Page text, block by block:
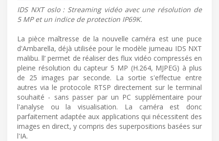
IDS NXT oslo : Streaming vidéo avec une résolution de
5 MP et un indice de protection IP69K.
La pièce maîtresse de la nouvelle caméra est une puce
d'Ambarella, déjà utilisée pour le modèle jumeau IDS NXT
malibu. ll’ permet de réaliser des flux vidéo compressés en
pleine résolution du capteur 5 MP (H.264, MJPEG) à plus
de 25 images par seconde. La sortie s'effectue entre
autres via le protocole RTSP directement sur le terminal
souhaité - sans passer par un PC supplémentaire pour
l'analyse ou la visualisation. La caméra est donc
parfaitement adaptée aux applications qui nécessitent des
images en direct, y compris des superpositions basées sur
l'IA.